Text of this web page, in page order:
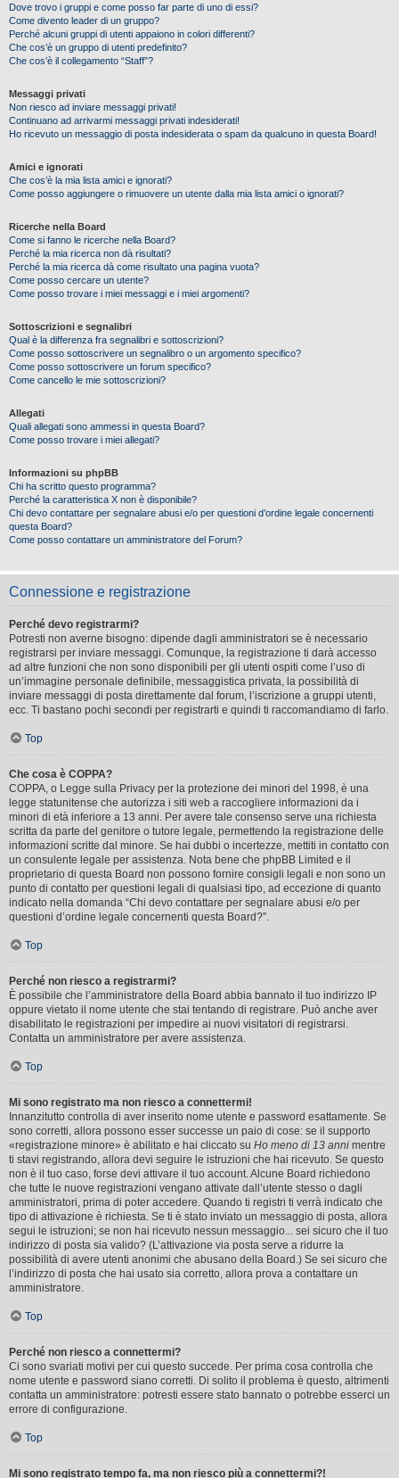
Dove trovo i gruppi e come posso far parte di uno di essi?
Come divento leader di un gruppo?
Perché alcuni gruppi di utenti appaiono in colori differenti?
Che cos’è un gruppo di utenti predefinito?
Che cos’è il collegamento “Staff”?
Messaggi privati
Non riesco ad inviare messaggi privati!
Continuano ad arrivarmi messaggi privati indesiderati!
Ho ricevuto un messaggio di posta indesiderata o spam da qualcuno in questa Board!
Amici e ignorati
Che cos’è la mia lista amici e ignorati?
Come posso aggiungere o rimuovere un utente dalla mia lista amici o ignorati?
Ricerche nella Board
Come si fanno le ricerche nella Board?
Perché la mia ricerca non dà risultati?
Perché la mia ricerca dà come risultato una pagina vuota?
Come posso cercare un utente?
Come posso trovare i miei messaggi e i miei argomenti?
Sottoscrizioni e segnalibri
Qual è la differenza fra segnalibri e sottoscrizioni?
Come posso sottoscrivere un segnalibro o un argomento specifico?
Come posso sottoscrivere un forum specifico?
Come cancello le mie sottoscrizioni?
Allegati
Quali allegati sono ammessi in questa Board?
Come posso trovare i miei allegati?
Informazioni su phpBB
Chi ha scritto questo programma?
Perché la caratteristica X non è disponibile?
Chi devo contattare per segnalare abusi e/o per questioni d’ordine legale concernenti
questa Board?
Come posso contattare un amministratore del Forum?
Connessione e registrazione
Perché devo registrarmi?
Potresti non averne bisogno: dipende dagli amministratori se è necessario
registrarsi per inviare messaggi. Comunque, la registrazione ti darà accesso
ad altre funzioni che non sono disponibili per gli utenti ospiti come l’uso di
un’immagine personale definibile, messaggistica privata, la possibilità di
inviare messaggi di posta direttamente dal forum, l’iscrizione a gruppi utenti,
ecc. Ti bastano pochi secondi per registrarti e quindi ti raccomandiamo di farlo.
Top
Che cosa è COPPA?
COPPA, o Legge sulla Privacy per la protezione dei minori del 1998, è una
legge statunitense che autorizza i siti web a raccogliere informazioni da i
minori di età inferiore a 13 anni. Per avere tale consenso serve una richiesta
scritta da parte del genitore o tutore legale, permettendo la registrazione delle
informazioni scritte dal minore. Se hai dubbi o incertezze, mettiti in contatto con
un consulente legale per assistenza. Nota bene che phpBB Limited e il
proprietario di questa Board non possono fornire consigli legali e non sono un
punto di contatto per questioni legali di qualsiasi tipo, ad eccezione di quanto
indicato nella domanda “Chi devo contattare per segnalare abusi e/o per
questioni d’ordine legale concernenti questa Board?”.
Top
Perché non riesco a registrarmi?
È possibile che l’amministratore della Board abbia bannato il tuo indirizzo IP
oppure vietato il nome utente che stai tentando di registrare. Può anche aver
disabilitato le registrazioni per impedire ai nuovi visitatori di registrarsi.
Contatta un amministratore per avere assistenza.
Top
Mi sono registrato ma non riesco a connettermi!
Innanzitutto controlla di aver inserito nome utente e password esattamente. Se
sono corretti, allora possono esser successe un paio di cose: se il supporto
«registrazione minore» è abilitato e hai cliccato su Ho meno di 13 anni mentre
ti stavi registrando, allora devi seguire le istruzioni che hai ricevuto. Se questo
non è il tuo caso, forse devi attivare il tuo account. Alcune Board richiedono
che tutte le nuove registrazioni vengano attivate dall’utente stesso o dagli
amministratori, prima di poter accedere. Quando ti registri ti verrà indicato che
tipo di attivazione è richiesta. Se ti è stato inviato un messaggio di posta, allora
segui le istruzioni; se non hai ricevuto nessun messaggio... sei sicuro che il tuo
indirizzo di posta sia valido? (L’attivazione via posta serve a ridurre la
possibilità di avere utenti anonimi che abusano della Board.) Se sei sicuro che
l’indirizzo di posta che hai usato sia corretto, allora prova a contattare un
amministratore.
Top
Perché non riesco a connettermi?
Ci sono svariati motivi per cui questo succede. Per prima cosa controlla che
nome utente e password siano corretti. Di solito il problema è questo, altrimenti
contatta un amministratore: potresti essere stato bannato o potrebbe esserci un
errore di configurazione.
Top
Mi sono registrato tempo fa, ma non riesco più a connettermi?!